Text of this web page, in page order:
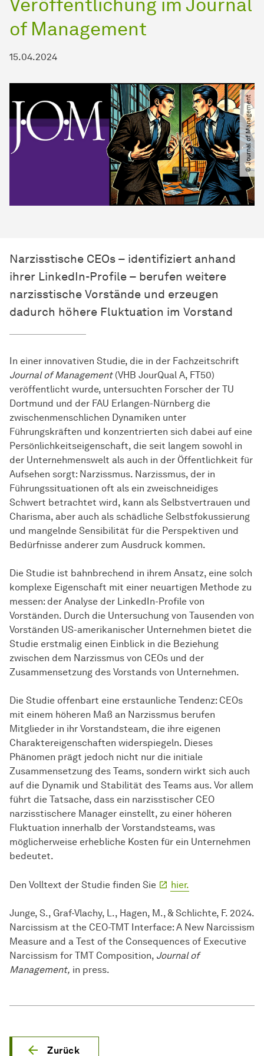
of Management
15.04.2024
© Journal of Management
Narzisstische CEOs – identifiziert anhand
ihrer LinkedIn-Profile – berufen weitere
narzisstische Vorstände und erzeugen
dadurch höhere Fluktuation im Vorstand
In einer innovativen Studie, die in der Fachzeitschrift
Journal of Management(VHB JourQual A, FT50)
veröffentlicht wurde, untersuchten Forscher der TU
Dortmund und der FAU Erlangen-Nürnberg die
zwischenmenschlichen Dynamiken unter
Führungskräften und konzentrierten sich dabei auf eine
Persönlichkeitseigenschaft, die seit langem sowohl in
der Unternehmenswelt als auch in der Öffentlichkeit für
Aufsehen sorgt: Narzissmus. Narzissmus, der in
Führungssituationen oft als ein zweischneidiges
Schwert betrachtet wird, kann als Selbstvertrauen und
Charisma, aber auch als schädliche Selbstfokussierung
und mangelnde Sensibilität für die Perspektiven und
Bedürfnisse anderer zum Ausdruck kommen.
Die Studie ist bahnbrechend in ihrem Ansatz, eine solch
komplexe Eigenschaft mit einer neuartigen Methode zu
messen: der Analyse der LinkedIn-Profile von
Vorständen. Durch die Untersuchung von Tausenden von
Vorständen US-amerikanischer Unternehmen bietet die
Studie erstmalig einen Einblick in die Beziehung
zwischen dem Narzissmus von CEOs und der
Zusammensetzung des Vorstands von Unternehmen.
Die Studie offenbart eine erstaunliche Tendenz: CEOs
mit einem höheren Maß an Narzissmus berufen
Mitglieder in ihr Vorstandsteam, die ihre eigenen
Charaktereigenschaften widerspiegeln. Dieses
Phänomen prägt jedoch nicht nur die initiale
Zusammensetzung des Teams, sondern wirkt sich auch
auf die Dynamik und Stabilität des Teams aus. Vor allem
führt die Tatsache, dass ein narzisstischer CEO
narzisstischere Manager einstellt, zu einer höheren
Fluktuation innerhalb der Vorstandsteams, was
möglicherweise erhebliche Kosten für ein Unternehmen
bedeutet.
Den Volltext der Studie finden Sie hier.
Junge, S., Graf-Vlachy, L., Hagen, M., & Schlichte, F. 2024.
Narcissism at the CEO-TMT Interface: A New Narcissism
Measure and a Test of the Consequences of Executive
Narcissism for TMT Composition, Journal of
Management, in press.
Zurück